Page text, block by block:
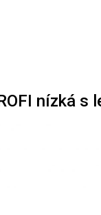
nízká s